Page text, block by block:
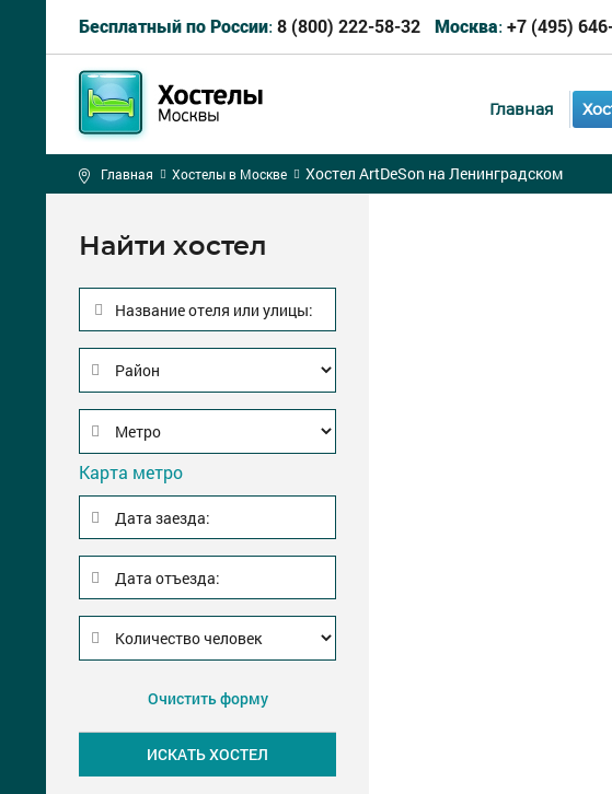
Бесплатный по России: 8 (800) 222-58-32 Москва: +7 (495)
Главная
Главная Хостелы в Москве Хостел ArtDeSon на Ленинградском
Найти хостел
Название отеля или улицы:
Карта метро
Дата заезда:
Дата отъезда:
Очистить форму